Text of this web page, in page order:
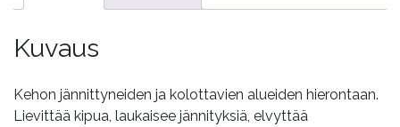
Kuvaus
Kehon jännittyneiden ja kolottavien alueiden hierontaan.
Lievittää kipua, laukaisee jännityksiä, elvyttää